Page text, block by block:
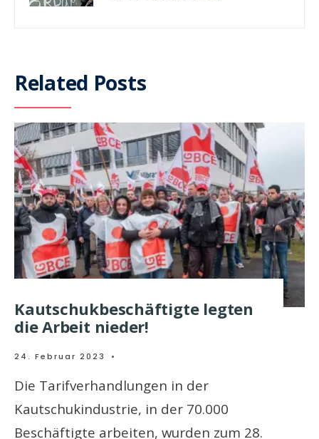
Related Posts
Kautschukbeschäftigte legten
die Arbeit nieder!
24. Februar 2023 •
Die Tarifverhandlungen in der
Kautschukindustrie, in der 70.000
Beschäftigte arbeiten, wurden zum 28.